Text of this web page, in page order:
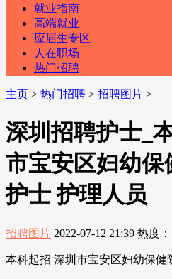
就业指南
高端就业
应届生专区
人在职场
热门招聘
主页 > 热门招聘 > 招聘图片 >
深圳招聘护士_
市宝安区妇幼保
护士 护理人员
招聘图片 2022-07-12 21:39 热度：
本科起招 深圳市宝安区妇幼保健